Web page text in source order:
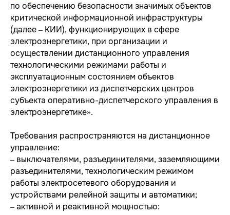
по обеспечению безопасности значимых объектов
критической информационной инфраструктуры
(далее – КИИ), функционирующих в сфере
электроэнергетики, при организации и
осуществлении дистанционного управления
технологическими режимами работы и
эксплуатационным состоянием объектов
электроэнергетики из диспетчерских центров
субъекта оперативно-диспетчерского управления в
электроэнергетике».
Требования распространяются на дистанционное
управление:
‒ выключателями, разъединителями, заземляющими
разъединителями, технологическим режимом
работы электросетевого оборудования и
устройствами релейной защиты и автоматики;
‒ активной и реактивной мощностью: